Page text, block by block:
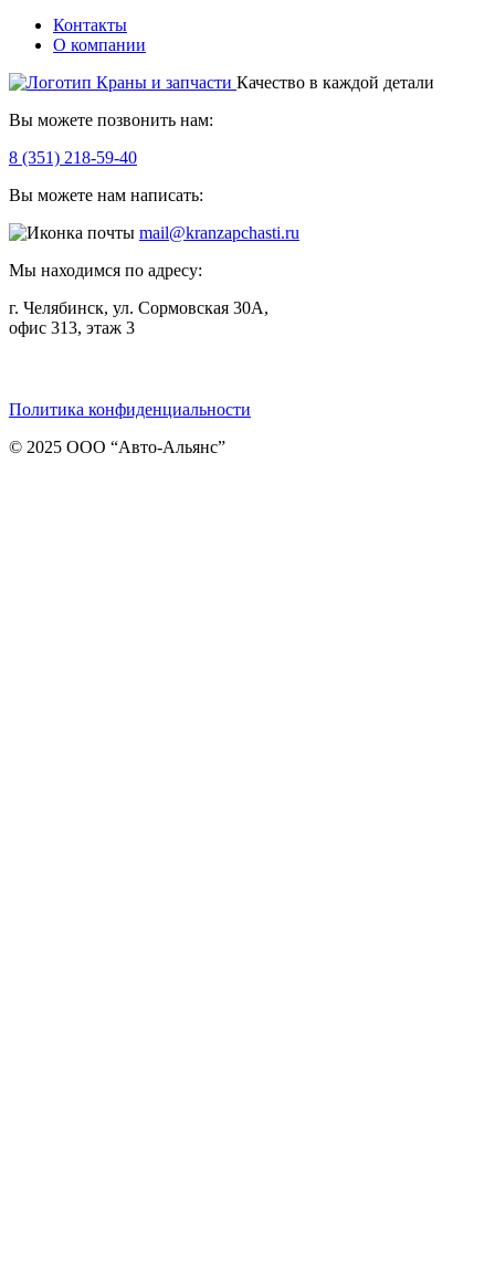
Контакты
О компании
Качество в каждой детали
Вы можете позвонить нам:
8 (351) 218-59-40
Вы можете нам написать:
mail@kranzapchasti.ru
Мы находимся по адресу:
г. Челябинск, ул. Сормовская 30А,
офис 313, этаж 3
Политика конфиденциальности
© 2025 ООО “Авто-Альянс”